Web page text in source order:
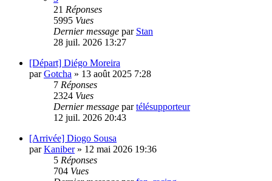
21 Réponses
5995 Vues
Dernier message par Stan
28 juil. 2026 13:27
[Départ] Diégo Moreira
parGotcha » 13 août 2025 7:28
7 Réponses
2324 Vues
Dernier message partélésupporteur
12 juil. 2026 20:43
[Arrivée] Diogo Sousa
parKaniber» 12 mai 2026 19:36
5 Réponses
704 Vues